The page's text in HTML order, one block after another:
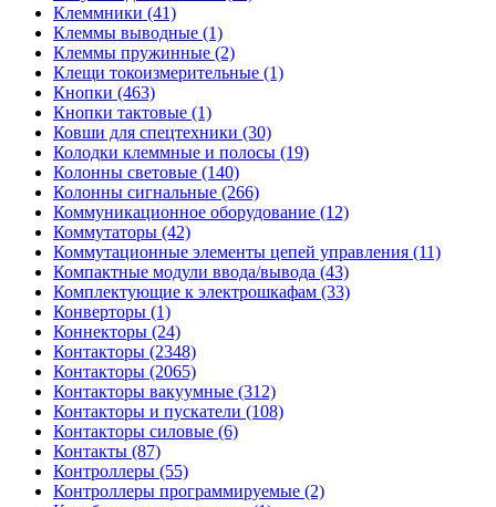
Клеммники (41)
Клеммы выводные (1)
Клеммы пружинные (2)
Клещи токоизмерительные (1)
Кнопки (463)
Кнопки тактовые (1)
Ковши для спецтехники (30)
Колодки клеммные и полосы (19)
Колонны световые (140)
Колонны сигнальные (266)
Коммуникационное оборудование (12)
Коммутаторы (42)
Коммутационные элементы цепей управления (11)
Компактные модули ввода/вывода (43)
Комплектующие к электрошкафам (33)
Конверторы (1)
Коннекторы (24)
Контакторы (2348)
Контакторы (2065)
Контакторы вакуумные (312)
Контакторы и пускатели (108)
Контакторы силовые (6)
Контакты (87)
Контроллеры (55)
Контроллеры программируемые (2)